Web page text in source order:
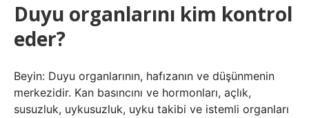
Duyu organlarını kim kontrol
eder?
Beyin: Duyu organlarının, hafızanın ve düşünmenin
merkezidir. Kan basıncını ve hormonları, açlık,
susuzluk, uykusuzluk, uyku takibi ve istemli organları